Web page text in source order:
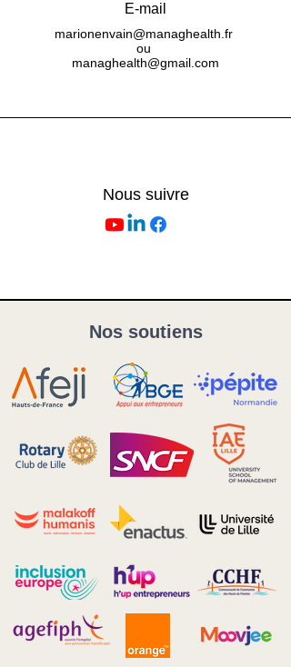
E-mail
marionenvain@managhealth.fr
ou
managhealth@gmail.com
Nous suivre
Nos soutiens